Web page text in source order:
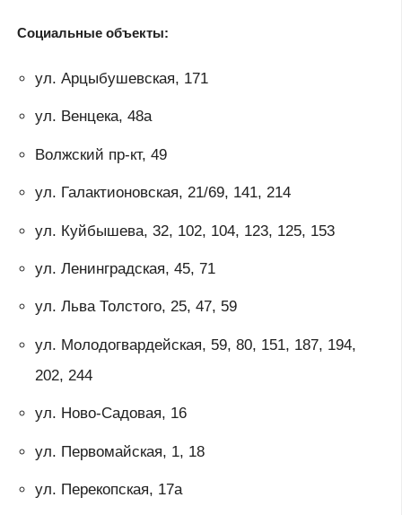
Социальные объекты:
ул. Арцыбушевская, 171
ул. Венцека, 48а
Волжский пр-кт, 49
ул. Галактионовская, 21/69, 141, 214
ул. Куйбышева, 32, 102, 104, 123, 125, 153
ул. Ленинградская, 45, 71
ул. Льва Толстого, 25, 47, 59
ул. Молодогвардейская, 59, 80, 151, 187, 194,
202, 244
ул. Ново-Садовая, 16
ул. Первомайская, 1, 18
ул. Перекопская, 17а